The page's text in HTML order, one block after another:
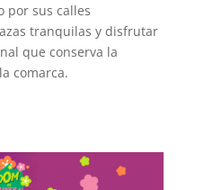
por sus calles
tranquilas y disfrutar
que conserva la
comarca.